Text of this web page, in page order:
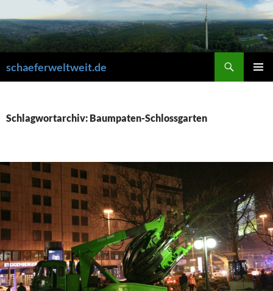
Inhalt
springen
schaeferweltweit.de
Schlagwortarchiv: Baumpaten-Schlossgarten